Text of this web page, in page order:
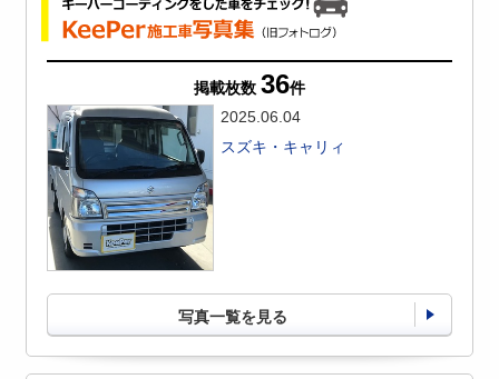
掲載枚数 36件
2025.06.04
スズキ・キャリィ
写真一覧を見る